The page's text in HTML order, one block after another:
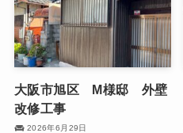
大阪市旭区 M様邸 外壁
改修工事
2026年6月29日